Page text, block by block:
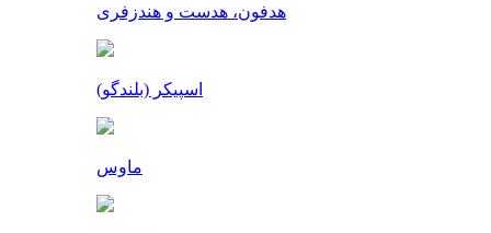
هدفون، هدست و هندزفری
اسپیکر (بلندگو)
ماوس